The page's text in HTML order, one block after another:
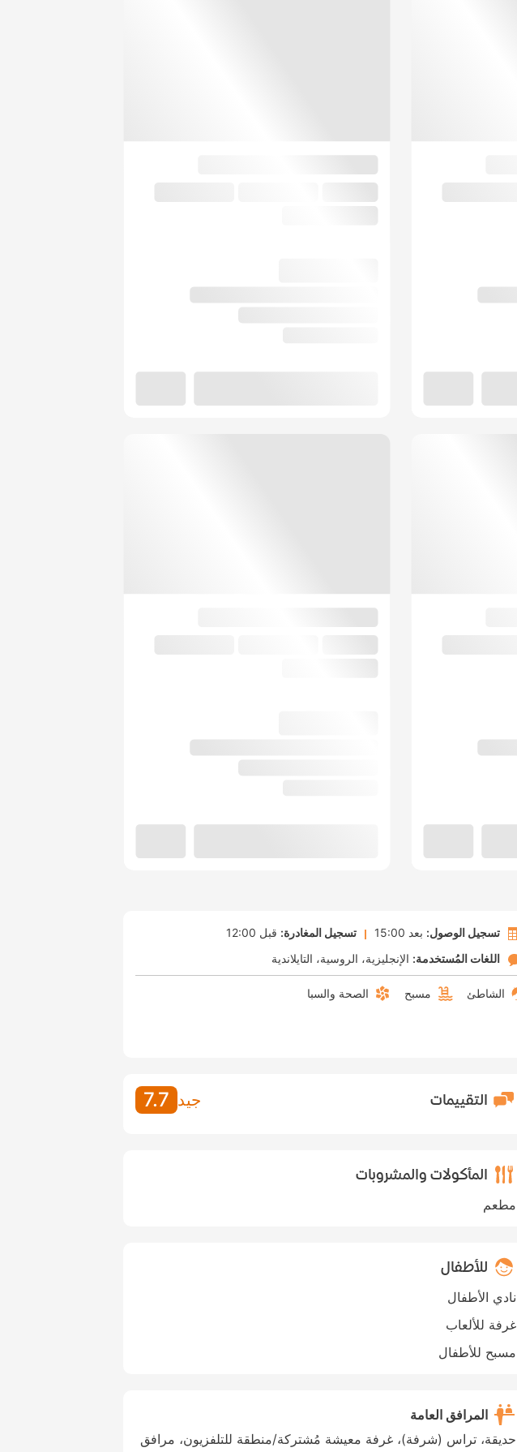
تسجيل الوصول: بعد 15:00 تسجيل المغادرة: قبل 12:00
اللغات المُستخدمة: الإنجليزية الروسية التايلاندية
الشاطئ مسبح الصحة والسبا
التقييمات جيد 7.7
المأكولات والمشروبات
مطعم
للأطفال
نادي الأطفال
غرفة للألعاب
مسبح للأطفال
المرافق العامة
حديقة، تراس (شرفة)، غرفة معيشة مُشتركة/منطقة للتلفزيون، مرافق